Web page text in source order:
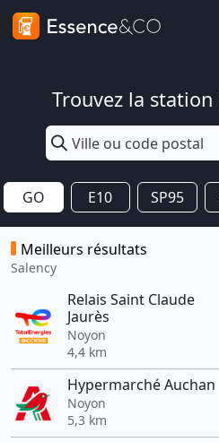
Trouvez la
GO E10 SP95
Meilleurs résultats
Salency
Relais Saint Claude
Jaurès
Noyon
4,4 km
Hypermarché Auchan
Noyon
5,3 km